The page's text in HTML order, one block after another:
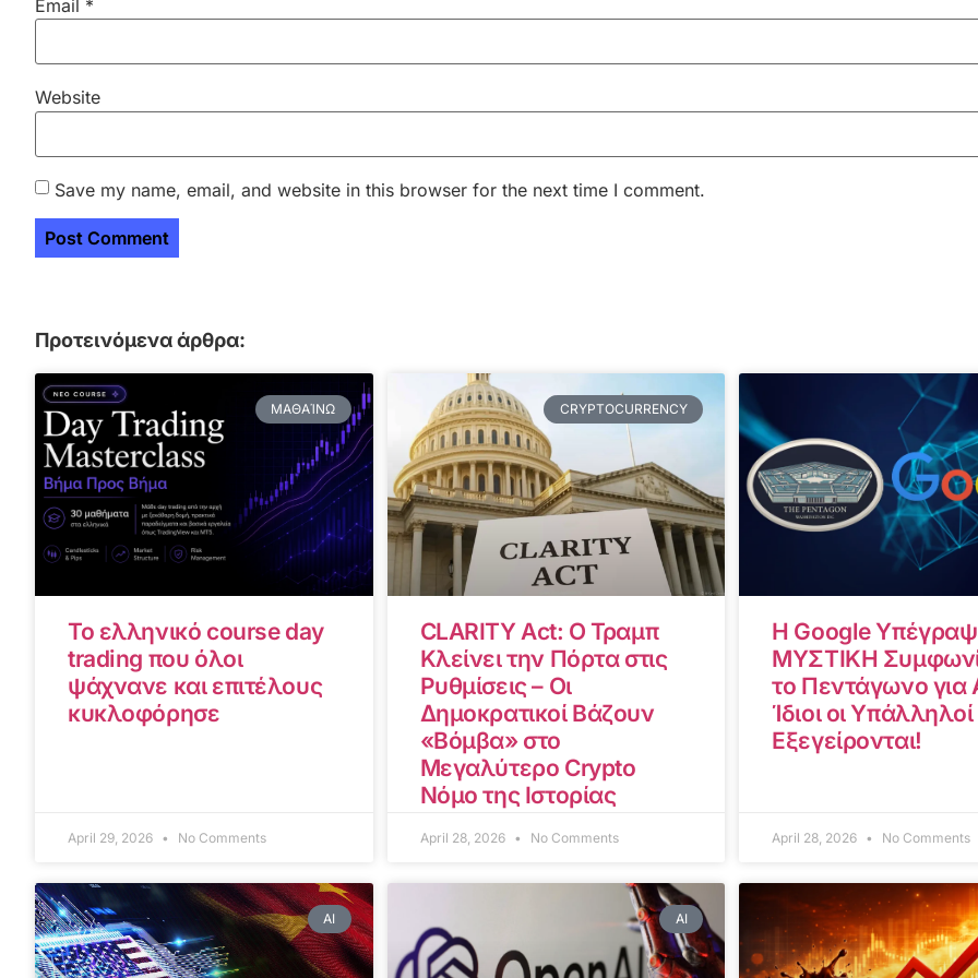
Email *
Website
Save my name, email, and website in this browser for the next time I comment.
Προτεινόμενα άρθρα:
ΜΑΘΑΊΝΩ
Το ελληνικό course day
trading που όλοι
ψάχνανε και επιτέλους
κυκλοφόρησε
April 29, 2026 No Comments
CRYPTOCURRENCY
CLARITY Act: Ο Τραμπ
Κλείνει την Πόρτα στις
Ρυθμίσεις – Οι
Δημοκρατικοί Βάζουν
«Βόμβα» στο
Μεγαλύτερο Crypto
Νόμο της Ιστορίας
April 28, 2026 No Comments
Η Google
ΜΥΣΤΙΚΗ
το Πεντάγωνο για
Ίδιοι οι
Εξεγείρονται!
April 28, 2026 No Comments
AI AI